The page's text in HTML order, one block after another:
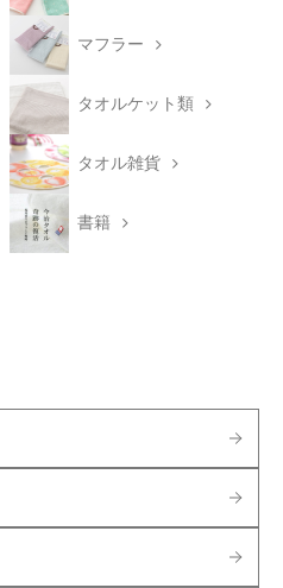
マフラー
タオルケット類
タオル雑貨
書籍